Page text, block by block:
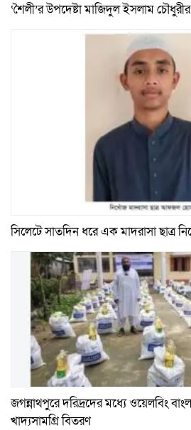
‘শৈলী’র উপদেষ্টা মাজিদুল ইসলাম
সিলেটে সাতদিন ধরে এক মাদরাসা ছাত্র
জগন্নাথপুরে দরিদ্রদের মধ্যে ওয়েলবিং
খাদ্যসামগ্রি বিতরণ